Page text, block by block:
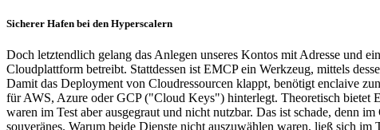
Sicherer Hafen bei den Hyperscalern
Doch letztendlich gelang das Anlegen unseres Kontos mit Adresse und
Cloudplattform betreibt. Stattdessen ist EMCP ein Werkzeug, mittels
Damit das Deployment von Cloudressourcen klappt, benötigt enclaive
für AWS, Azure oder GCP ("Cloud Keys") hinterlegt. Theoretisch bietet
waren im Test aber ausgegraut und nicht nutzbar. Das ist schade, denn
souveränes. Warum beide Dienste nicht auszuwählen waren, ließ sich